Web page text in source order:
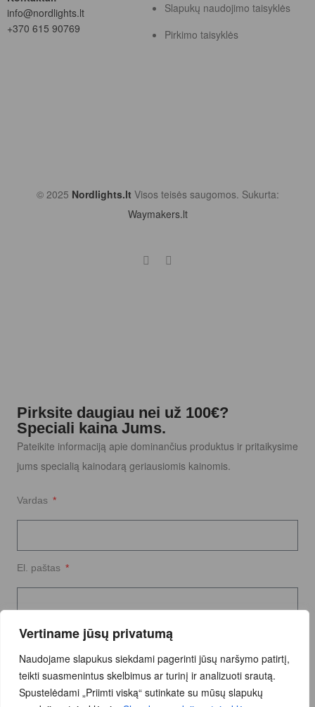
Vertiname jūsų privatumą
Naudojame slapukus siekdami pagerinti jūsų naršymo patirtį,
teikti suasmenintus skelbimus ar turinį ir analizuoti srautą.
Spustelėdami „Priimti viską“ sutinkate su mūsų slapukų
info@nordlights.lt
+370 615 90769
Slapukų naudojimo taisyklės
Pirkimo taisyklės
© 2025 Nordlights.lt Visos teisės saugomos. Sukurta:
Waymakers.lt
Pirksite daugiau nei už 100€?
Speciali kaina Jums.
Pateikite informaciją apie dominančius produktus ir pritaikysime
jums specialią kainodarą geriausiomis kainomis.
Vardas
El. paštas
Užklausos tekstas